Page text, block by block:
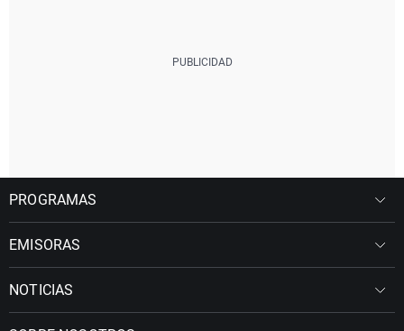
PROGRAMAS
EMISORAS
NOTICIAS